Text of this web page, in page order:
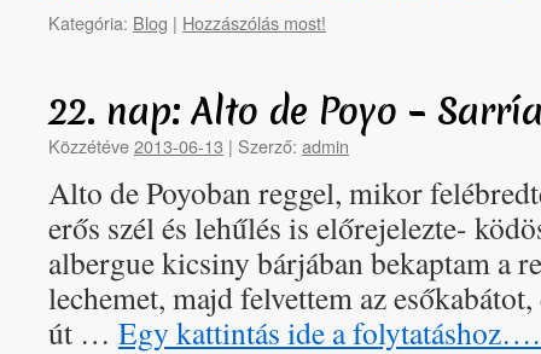
Kategória: Blog | Hozzászólás most!
22. nap: Alto de Poyo –
Közzétéve2013-06-13 | Szerző: admin
Alto de Poyoban reggel, mikor
erős szél és lehűlés is előrejelezte-
albergue kicsiny bárjában bekaptam a
lechemet, majd felvettem az
út … Egy kattintás ide a